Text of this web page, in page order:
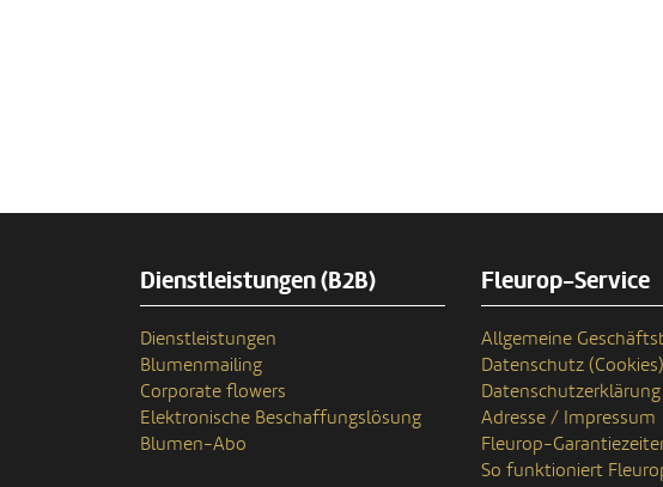
Dienstleistungen (B2B)
Dienstleistungen
Blumenmailing
Corporate flowers
Elektronische Beschaffungslösung
Blumen-Abo
Fleurop-Service
Allgemeine
Datenschutz (Cookies)
Datenschutzerklärung
Adresse / Impressum
Fleurop-
So funktioniert